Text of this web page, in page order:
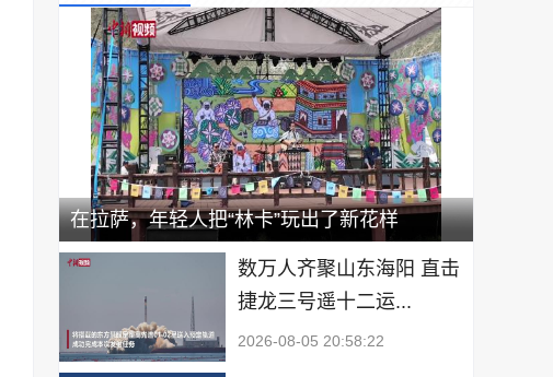
在拉萨，年轻人把“林卡”玩出了新花样
数万人齐聚山东海阳 直击
捷龙三号遥十二运...
2026-08-05 20:58:22